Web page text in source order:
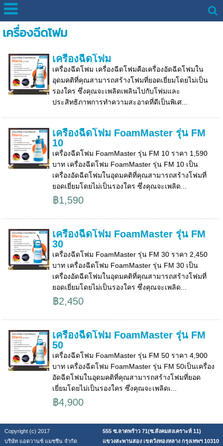
เครื่องฉีดโฟม
เครื่องฉีดโฟม
เครื่องฉีดโฟม เครื่องฉีดโฟมคือเครื่องอัดฉีดโฟมใน
อุดมคติที่คุณสามารถสร้างโฟมที่ยอดเยี่ยมโดยไม่เป็น
รองใคร ซึ่งคุณจะเพลิดเพลินไปกับโฟมและ
ประสิทธิภาพการทำความสะอาดที่ดีเป็นพิเศ...
เครื่องฉีดโฟม FoamMaster รุ่น FM
10
เครื่องฉีดโฟม FoamMaster รุ่น FM 10 ราคา 1,590
บาท เครื่องฉีดโฟม FoamMaster รุ่น FM 10 เป็น
เครื่องอัดฉีดโฟมในอุดมคติที่คุณสามารถสร้างโฟมที่
ยอดเยี่ยมโดยไม่เป็นรองใคร ซึ่งคุณจะเพลิด...
฿1,590
เครื่องฉีดโฟม FoamMaster รุ่น FM
30
เครื่องฉีดโฟม FoamMaster รุ่น FM 30 ราคา 2,450
บาท เครื่องฉีดโฟม FoamMaster รุ่น FM 30 เป็น
เครื่องอัดฉีดโฟมในอุดมคติที่คุณสามารถสร้างโฟมที่
ยอดเยี่ยมโดยไม่เป็นรองใคร ซึ่งคุณจะเพลิด...
฿2,450
เครื่องฉีดโฟม FoamMaster รุ่น FM
50
เครื่องฉีดโฟม FoamMaster รุ่น FM 50 ราคา 4,900
บาท เครื่องฉีดโฟม FoamMaster รุ่น FM 50เป็นเครื่อง
อัดฉีดโฟมในอุดมคติที่คุณสามารถสร้างโฟมที่ยอด
เยี่ยมโดยไม่เป็นรองใคร ซึ่งคุณจะเพลิดเ...
฿4,900
Copyright (c) 2017
555 ซ.ลาดพร้าว 71(ซ.สังคมสงเคราะห์ 11)
บริษัท แอดวานซ์ แมชชีน จำกัด
แขวงสะพานสอง เขตวังทองหลาง กรุงเทพฯ 10310